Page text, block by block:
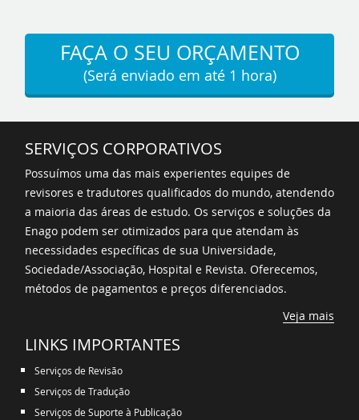
FAÇA O SEU ORÇAMENTO
(Será enviado em até 1 hora)
SERVIÇOS CORPORATIVOS
Possuímos uma das mais experientes equipes de
revisores e tradutores qualificados do mundo, atendendo
a maioria das áreas de estudo. Os serviços e soluções da
Enago podem ser otimizados para que atendam às
necessidades específicas de sua Universidade,
Sociedade/Associação, Hospital e Revista. Oferecemos,
métodos de pagamentos e preços diferenciados.
Veja mais
LINKS IMPORTANTES
Serviços de Revisão
Serviços de Tradução
Serviços de Suporte à Publicação